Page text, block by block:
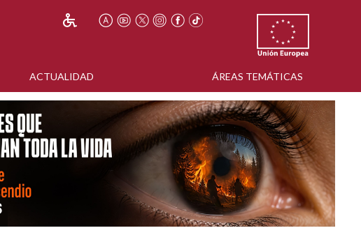
ACTUALIDAD ÁREAS TEMÁTICAS